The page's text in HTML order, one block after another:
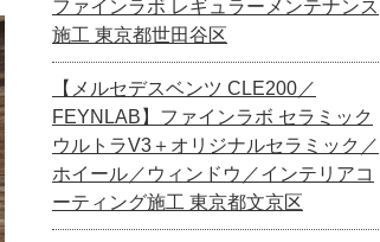
ファインラボ レギュラーメンテナンス
施工 東京都世田谷区
【メルセデスベンツ CLE200／
FEYNLAB】ファインラボ セラミック
ウルトラV3＋オリジナルセラミック／
ホイール／ウィンドウ／インテリアコ
ーティング施工 東京都文京区